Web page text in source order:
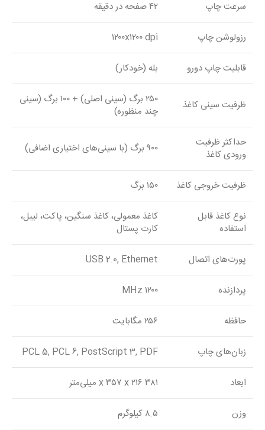
سرعت چاپ ۴۲ صفحه در دقیقه
رزولوشن چاپ ۱۲۰۰x۱۲۰۰ dpi
قابلیت چاپ دورو بله (خودکار)
ظرفیت سینی کاغذ
۲۵۰ برگ (سینی اصلی) + ۱۰۰ برگ (سینی
چند منظوره)
حداکثر ظرفیت
ورودی کاغذ
۹۰۰ برگ (با سینی‌های اختیاری اضافی)
ظرفیت خروجی کاغذ ۱۵۰ برگ
نوع کاغذ قابل
استفاده
کاغذ معمولی، کاغذ سنگین، پاکت، لیبل،
کارت پستال
پورت‌های اتصال USB 2.0, Ethernet
پردازنده ۱۲۰۰ MHz
حافظه ۲۵۶ مگابایت
زبان‌های چاپ PCL 5, PCL 6, PostScript 3, PDF
ابعاد ۳۸۱ x ۳۵۷ x ۲۱۶ میلی‌متر
وزن ۸.۵ کیلوگرم